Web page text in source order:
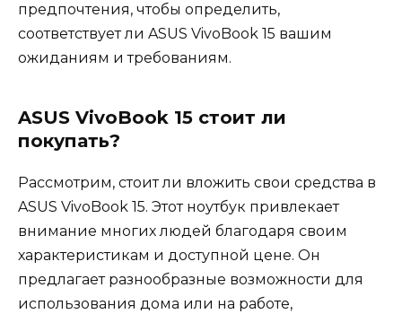
предпочтения, чтобы определить,
соответствует ли ASUS VivoBook 15 вашим
ожиданиям и требованиям.
ASUS VivoBook 15 стоит ли
покупать?
Рассмотрим, стоит ли вложить свои средства в
ASUS VivoBook 15. Этот ноутбук привлекает
внимание многих людей благодаря своим
характеристикам и доступной цене. Он
предлагает разнообразные возможности для
использования дома или на работе,